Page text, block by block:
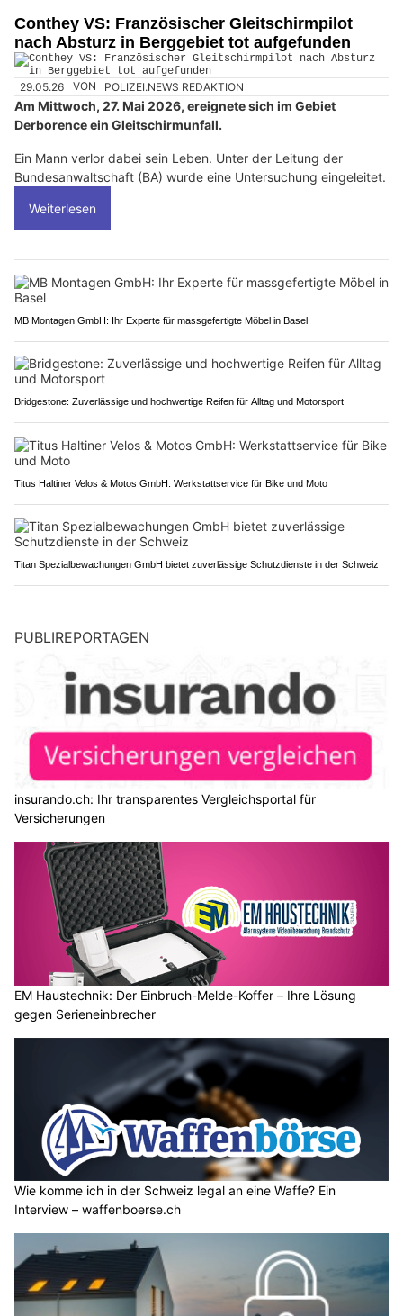
Conthey VS: Französischer Gleitschirmpilot
nach Absturz in Berggebiet tot aufgefunden
29.05.26 VON POLIZEI.NEWS REDAKTION
Am Mittwoch, 27. Mai 2026, ereignete sich im Gebiet
Derborence ein Gleitschirmunfall.
Ein Mann verlor dabei sein Leben. Unter der Leitung der
Bundesanwaltschaft (BA) wurde eine Untersuchung eingeleitet.
Weiterlesen
MB Montagen GmbH: Ihr Experte für massgefertigte Möbel in Basel
Bridgestone: Zuverlässige und hochwertige Reifen für Alltag und Motorsport
Titus Haltiner Velos & Motos GmbH: Werkstattservice für Bike und Moto
Titan Spezialbewachungen GmbH bietet zuverlässige Schutzdienste in der Schweiz
PUBLIREPORTAGEN
insurando.ch: Ihr transparentes Vergleichsportal für
Versicherungen
EM Haustechnik: Der Einbruch-Melde-Koffer – Ihre Lösung
gegen Serieneinbrecher
Wie komme ich in der Schweiz legal an eine Waffe? Ein
Interview – waffenboerse.ch